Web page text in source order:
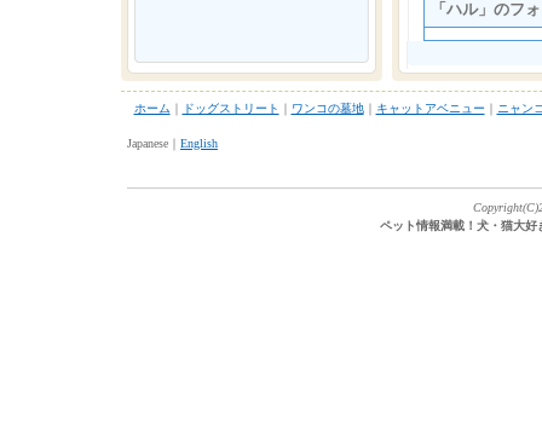
「ハル」のフ
ホーム ｜ ドッグストリート ｜ ワンコの墓地｜ キャットアベニュー ｜ ニャン
Japanese｜ English
ペット情報満載！犬・猫大